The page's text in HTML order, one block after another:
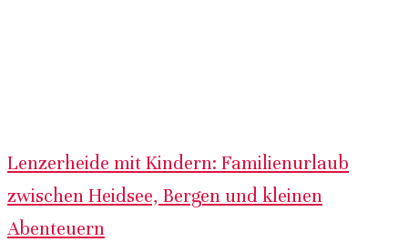
Lenzerheide mit Kindern: Familienurlaub
zwischen Heidsee, Bergen und kleinen
Abenteuern